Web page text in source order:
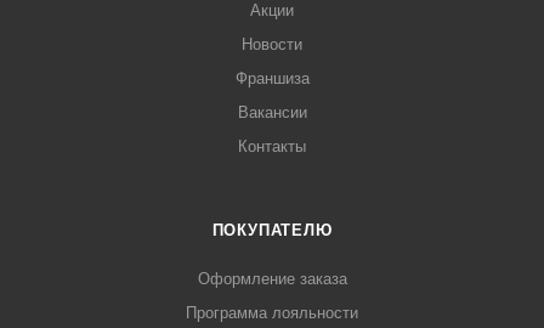
Акции
Новости
Франшиза
Вакансии
Контакты
ПОКУПАТЕЛЮ
Оформление заказа
Программа лояльности